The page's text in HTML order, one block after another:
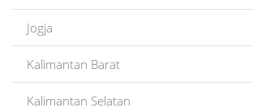
Jogja
Kalimantan Barat
Kalimantan Selatan